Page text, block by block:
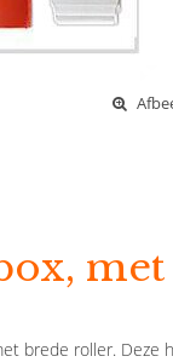
met
brede roller. Deze